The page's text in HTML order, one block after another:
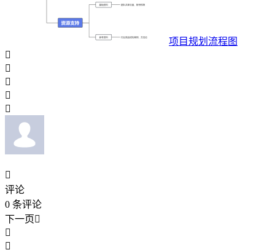
项目规划流程图






评论
0 条评论
下一页

